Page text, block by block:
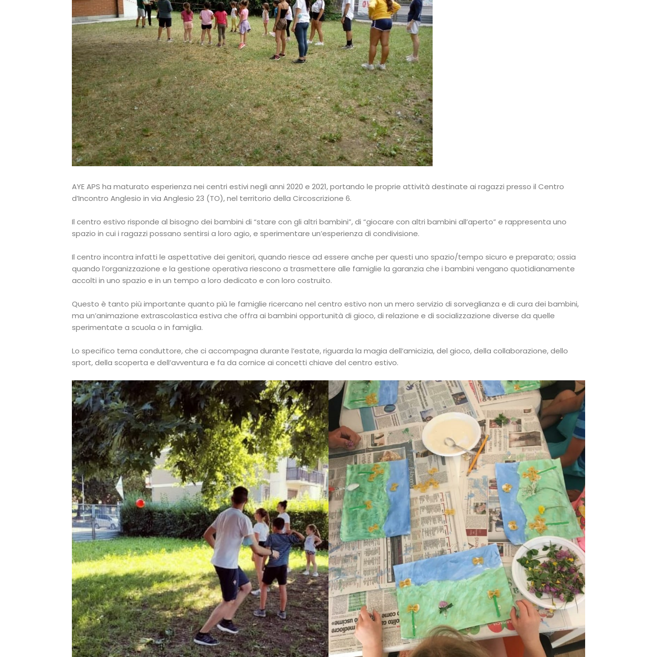
AYE APS ha maturato esperienza nei centri estivi negli anni 2020 e 2021, portando le proprie attività destinate ai ragazzi presso il Centro
d’Incontro Anglesio in via Anglesio 23 (TO), nel territorio della Circoscrizione 6.
Il centro estivo risponde al bisogno dei bambini di “stare con gli altri bambini”, di “giocare con altri bambini all’aperto” e rappresenta uno
spazio in cui i ragazzi possano sentirsi a loro agio, e sperimentare un’esperienza di condivisione.
Il centro incontra infatti le aspettative dei genitori, quando riesce ad essere anche per questi uno spazio/tempo sicuro e preparato; ossia
quando l’organizzazione e la gestione operativa riescono a trasmettere alle famiglie la garanzia che i bambini vengano quotidianamente
accolti in uno spazio e in un tempo a loro dedicato e con loro costruito.
Questo è tanto più importante quanto più le famiglie ricercano nel centro estivo non un mero servizio di sorveglianza e di cura dei bambini,
ma un’animazione extrascolastica estiva che offra ai bambini opportunità di gioco, di relazione e di socializzazione diverse da quelle
sperimentate a scuola o in famiglia.
Lo specifico tema conduttore, che ci accompagna durante l’estate, riguarda la magia dell’amicizia, del gioco, della collaborazione, dello
sport, della scoperta e dell’avventura e fa da cornice ai concetti chiave del centro estivo.